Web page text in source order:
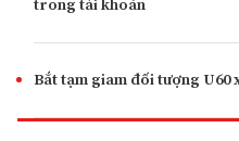
trong tài khoản
Bắt tạm giam đối tượng U60